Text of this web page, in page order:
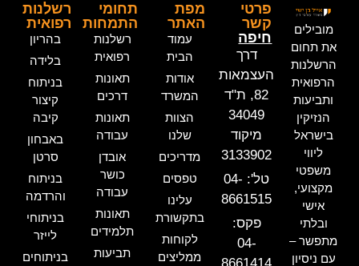
מובילים
את תחום
הרשלנות
הרפואית
ותביעות
הנזיקין
בישראל
ליווי
משפטי
מקצועי,
אישי
ובלתי
מתפשר –
עם ניסיון
מפת
האתר
עמוד
הבית
אודות
המשרד
הצוות
שלנו
מדריכים
טפסים
עלינו
בתקשורת
לקוחות
ממליצים
תחומי
התמחות
רשלנות
רפואית
תאונות
דרכים
תאונות
עבודה
אובדן
כושר
עבודה
תאונות
תלמידים
תביעות
רשלנות
רפואית
בהריון
בלידה
בניתוח
קיצור
קיבה
באבחון
סרטן
בניתוח
והרדמה
בניתוחי
לייזר
בניתוחים
פרטי
קשר
חיפה
דרך
העצמאות
82, ת"ד
34049
מיקוד
3133902
טל': 04-
8661515
פקס:
04-